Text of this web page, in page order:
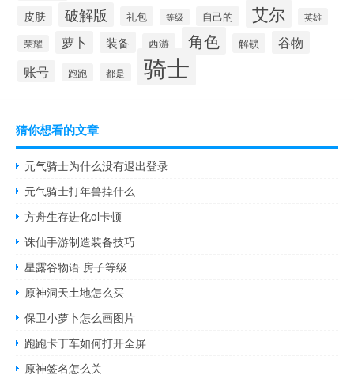
皮肤 破解版 礼包 等级 自己的 艾尔 英雄
荣耀 萝卜 装备 西游 角色 解锁 谷物
账号 跑跑 都是 骑士
猜你想看的文章
元气骑士为什么没有退出登录
元气骑士打年兽掉什么
方舟生存进化ol卡顿
诛仙手游制造装备技巧
星露谷物语 房子等级
原神洞天土地怎么买
保卫小萝卜怎么画图片
跑跑卡丁车如何打开全屏
原神签名怎么关